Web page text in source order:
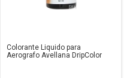
Colorante Liquido para
Aerografo Avellana DripColor